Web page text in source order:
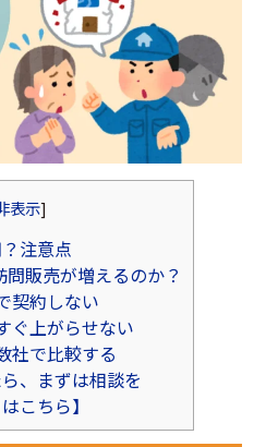
表示]
注意点
販売が増えるのか？
契約しない
ぐ上がらせない
社で比較する
、まずは相談を
こちら】